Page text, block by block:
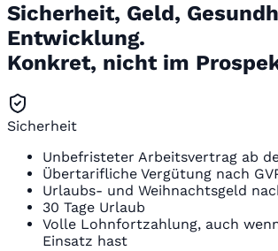
Sicherheit, Geld,
Entwicklung.
Konkret, nicht im
Sicherheit
Unbefristeter Arbeitsvertrag ab
Übertarifliche Vergütung nach
Urlaubs- und Weihnachtsgeld
30 Tage Urlaub
Volle Lohnfortzahlung, auch
Einsatz hast